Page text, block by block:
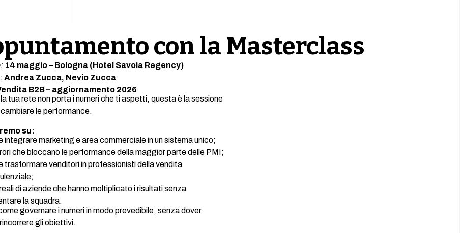
con la Masterclass
14 maggio – Bologna (Hotel Savoia Regency)
: Andrea Zucca, Nevio Zucca
B2B – aggiornamento 2026
tua rete non porta i numeri che ti aspetti, questa è la sessione
le performance.
su:
integrare marketing e area commerciale in un sistema unico;
che bloccano le performance della maggior parte delle PMI;
trasformare venditori in professionisti della vendita
di aziende che hanno moltiplicato i risultati senza
la squadra.
governare i numeri in modo prevedibile, senza dover
gli obiettivi.